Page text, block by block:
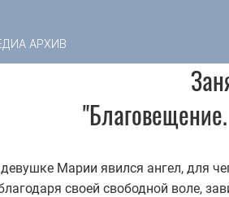
АРХИВ
Марии явился ангел, для
своей свободной воле,